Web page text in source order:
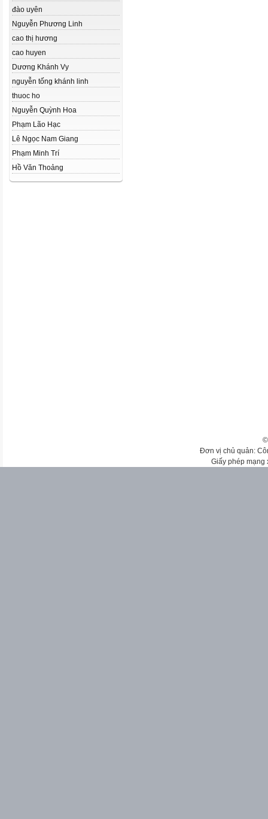
đào uyên
Nguyễn Phương Linh
cao thị hương
cao huyen
Dương Khánh Vy
nguyễn tống khánh linh
thuoc ho
Nguyễn Quỳnh Hoa
Phạm Lão Hạc
Lê Ngọc Nam Giang
Phạm Minh Trí
Hồ Văn Thoảng
Đơn vị chủ quản:
Giấy phép mạng